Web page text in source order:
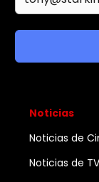
Noticias
Noticias de
Noticias de TV